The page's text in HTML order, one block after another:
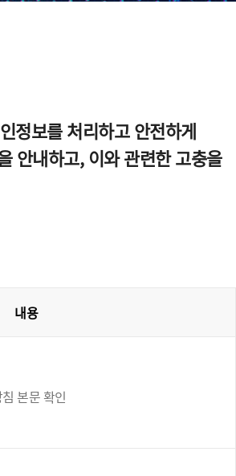
정보를 처리하고 안전하게
안내하고, 이와 관련한 고충을
내용
본문 확인